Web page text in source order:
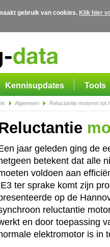
gebruik van cookies. Klik hier
Kennisupdates Tools
Algemeen Reluctantie motoren tot
jaar geleden ging de
betekent dat alle
voldoen aan
ter sprake komt zijn
op de
reluctantie
en door toepassing
elektromotor is in